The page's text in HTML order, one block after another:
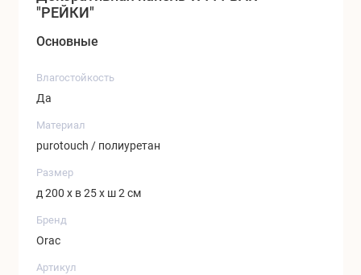
"РЕЙКИ"
Основные
Влагостойкость
Да
Материал
purotouch / полиуретан
Размер
д 200 x в 25 x ш 2 см
Бренд
Orac
Артикул